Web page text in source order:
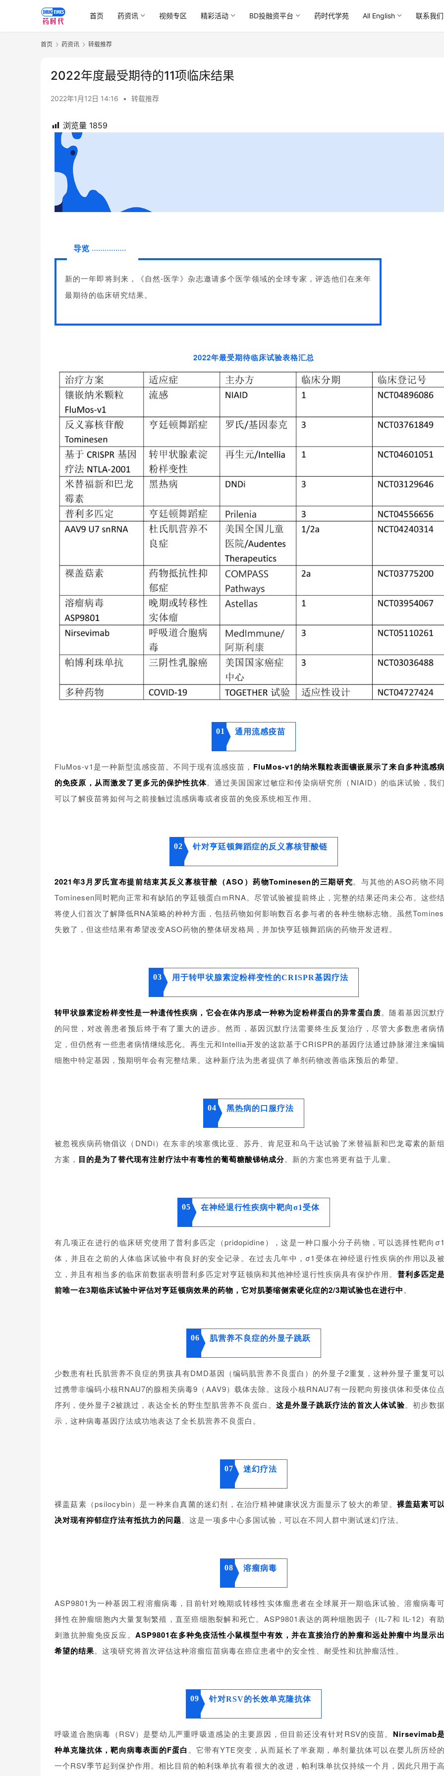
首页 药资讯 视频专区 精彩活动 BD投融资平台 药时代学苑 All English 联系我们
首页 药资讯 转载推荐
2022年度最受期待的11项临床结果
2022年1月12日 14:16 • 转载推荐
浏览量 1859
导览 …………….
新的一年即将到来，《自然-医学》杂志邀请多个医学领域的全球专家，评选他们在来年
最期待的临床研究结果。
2022年最受期待临床试验表格汇总
01 通用流感疫苗
FluMos-v1是一种新型流感疫苗。不同于现有流感疫苗， FluMos-v1的纳米颗粒表面镶嵌展示了来自多种流感
的免疫原，从而激发了更多元的保护性抗体。通过美国国家过敏症和传染病研究所（NIAID）的临床试验，我
可以了解疫苗将如何与之前接触过流感病毒或者疫苗的免疫系统相互作用。
02 针对亨廷顿舞蹈症的反义寡核苷酸链
2021年3月罗氏宣布提前结束其反义寡核苷酸（ASO）药物Tominesen的三期研究。与其他的ASO药物不同
Tominesen同时靶向正常和有缺陷的亨廷顿蛋白mRNA。尽管试验被提前终止，完整的结果还尚未公布。这些
将使人们首次了解降低RNA策略的种种方面，包括药物如何影响数百名参与者的各种生物标志物。虽然
失败了，但这些结果有希望改变ASO药物的整体研发格局，并加快亨廷顿舞蹈病的药物开发进程。
03 用于转甲状腺素淀粉样变性的CRISPR基因疗法
转甲状腺素淀粉样变性是一种遗传性疾病，它会在体内形成一种称为淀粉样蛋白的异常蛋白质。随着基因沉默
的问世，对改善患者预后终于有了重大的进步。然而，基因沉默疗法需要终生反复治疗，尽管大多数患者病
定，但仍然有一些患者病情继续恶化。再生元和Intellia开发的这款基于CRISPR的基因疗法通过静脉灌注来编
细胞中特定基因，预期明年会有完整结果。这种新疗法为患者提供了单剂药物改善临床预后的希望。
04 黑热病的口服疗法
被忽视疾病药物倡议（DNDi）在东非的埃塞俄比亚、苏丹、肯尼亚和乌干达试验了米替福新和巴龙霉素的新
方案， 目的是为了替代现有注射疗法中有毒性的葡萄糖酸锑钠成分。新的方案也将更有益于儿童。
05 在神经退行性疾病中靶向σ1受体
有几项正在进行的临床研究使用了普利多匹定（pridopidine），这是一种口服小分子药物，可以选择性靶向
体，并且在之前的人体临床试验中有良好的安全记录。在过去几年中，σ1受体在神经退行性疾病的作用以及
立，并且有相当多的临床前数据表明普利多匹定对亨廷顿病和其他神经退行性疾病具有保护作用。 普利多匹定
前唯一在3期临床试验中评估对亨廷顿病效果的药物，它对肌萎缩侧索硬化症的2/3期试验也在进行中。
06 肌营养不良症的外显子跳跃
少数患有杜氏肌营养不良症的男孩具有DMD基因（编码肌营养不良蛋白）的外显子2重复，这种外显子重复可
过携带非编码小核RNAU7的腺相关病毒9（AAV9）载体去除。这段小核RNAU7有一段靶向剪接供体和受体位
序列，使外显子2被跳过，表达全长的野生型肌营养不良蛋白。这是外显子跳跃疗法的首次人体试验。初步数
示，这种病毒基因疗法成功地表达了全长肌营养不良蛋白。
07 迷幻疗法
裸盖菇素（psilocybin）是一种来自真菌的迷幻剂，在治疗精神健康状况方面显示了较大的希望。 裸盖菇素可
决对现有抑郁症疗法有抵抗力的问题。这是一项多中心多国试验，可以在不同人群中测试迷幻疗法。
08 溶瘤病毒
ASP9801为一种基因工程溶瘤病毒，目前针对晚期或转移性实体瘤患者在全球展开一期临床试验。溶瘤病毒
择性在肿瘤细胞内大量复制繁殖，直至癌细胞裂解和死亡。ASP9801表达的两种细胞因子（IL-7和 IL-12）有
刺激抗肿瘤免疫反应。ASP9801在多种免疫活性小鼠模型中有效，并在直接治疗的肿瘤和远处肿瘤中均显示
希望的结果。这项研究将首次评估这种溶瘤痘苗病毒在癌症患者中的安全性、耐受性和抗肿瘤活性。
09 针对RSV的长效单克隆抗体
呼吸道合胞病毒（RSV）是婴幼儿严重呼吸道感染的主要原因，但目前还没有针对RSV的疫苗。 Nirsevimab
种单克隆抗体，靶向病毒表面的F蛋白 。它带有YTE突变，从而延长了半衰期，单剂量抗体可以在婴儿所历经
一个RSV季节起到保护作用。相比目前的帕利珠单抗有着很大的改进，帕利珠单抗仅持续一个月，因此只用于